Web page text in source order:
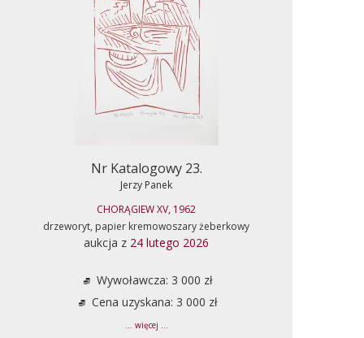
Nr Katalogowy 23.
Jerzy Panek
CHORĄGIEW XV, 1962
drzeworyt, papier kremowoszary żeberkowy
aukcja z 24 lutego 2026
Wywoławcza: 3 000 zł
Cena uzyskana: 3 000 zł
... więcej ...